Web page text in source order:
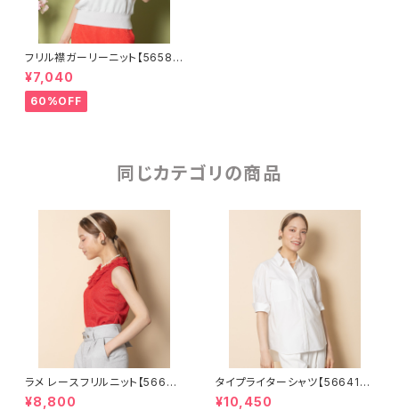
フリル襟ガーリーニット【56581
01】
¥7,040
60%OFF
同じカテゴリの商品
ラメ レースフリルニット【56681
01】
¥8,800
タイプライターシャツ【566410
2】
¥10,450